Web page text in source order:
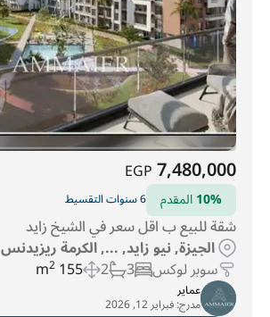
7,480,000
EGP
10%المقدم 6 سنوات التقسيط
شقة للبيع ب اقل سعر في الشيخ زايد
الجيزة, نيو زايد, ..., الكرمة ريزيدنس
سوبر لوكس 3
2
155 m
2
عماير
مدرج:فبراير 12, 2026